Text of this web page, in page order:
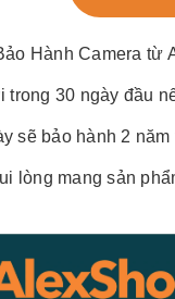
Hành Camera từ
trong 30 ngày đầu
sẽ bảo hành 2
lòng mang sản